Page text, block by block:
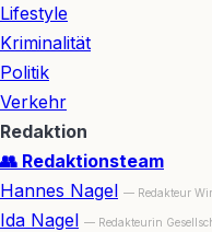
Lifestyle
Kriminalität
Politik
Verkehr
Redaktion
👥 Redaktionsteam
Hannes Nagel — Redakteur
Ida Nagel — Redakteurin